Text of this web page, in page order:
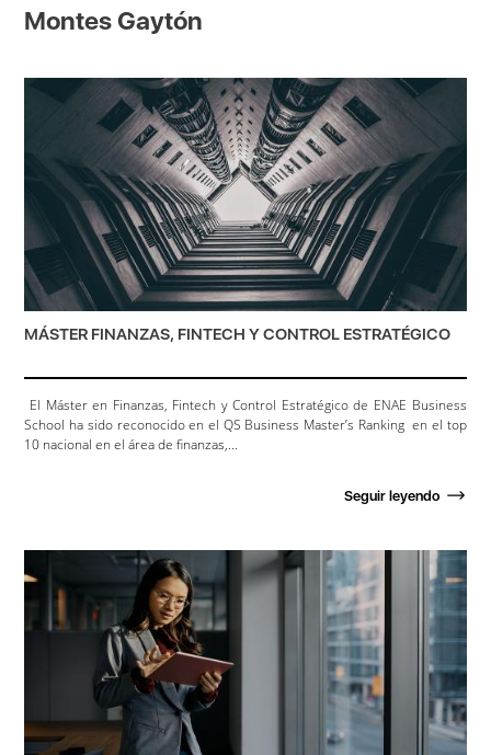
Montes Gaytón
MÁSTER FINANZAS, FINTECH Y CONTROL ESTRATÉGICO
El Máster en Finanzas, Fintech y Control Estratégico de ENAE Business
School ha sido reconocido en el QS Business Master’s Ranking en el top
10 nacional en el área de finanzas,...
Seguir leyendo